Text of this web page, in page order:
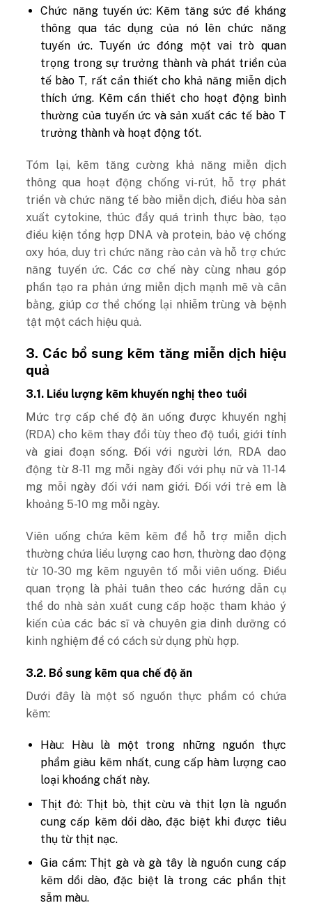
Chức năng tuyến ức: Kẽm tăng sức đề kháng
thông qua tác dụng của nó lên chức năng
tuyến ức. Tuyến ức đóng một vai trò quan
trọng trong sự trưởng thành và phát triển của
tế bào T, rất cần thiết cho khả năng miễn dịch
thích ứng. Kẽm cần thiết cho hoạt động bình
thường của tuyến ức và sản xuất các tế bào T
trưởng thành và hoạt động tốt.
Tóm lại, kẽm tăng cường khả năng miễn dịch
thông qua hoạt động chống vi-rút, hỗ trợ phát
triển và chức năng tế bào miễn dịch, điều hòa sản
xuất cytokine, thúc đẩy quá trình thực bào, tạo
điều kiện tổng hợp DNA và protein, bảo vệ chống
oxy hóa, duy trì chức năng rào cản và hỗ trợ chức
năng tuyến ức. Các cơ chế này cùng nhau góp
phần tạo ra phản ứng miễn dịch mạnh mẽ và cân
bằng, giúp cơ thể chống lại nhiễm trùng và bệnh
tật một cách hiệu quả.
3. Các bổ sung kẽm tăng miễn dịch hiệu
quả
3.1. Liều lượng kẽm khuyến nghị theo tuổi
Mức trợ cấp chế độ ăn uống được khuyến nghị
(RDA) cho kẽm thay đổi tùy theo độ tuổi, giới tính
và giai đoạn sống. Đối với người lớn, RDA dao
động từ 8-11 mg mỗi ngày đối với phụ nữ và 11-14
mg mỗi ngày đối với nam giới. Đối với trẻ em là
khoảng 5-10 mg mỗi ngày.
Viên uống chứa kẽm kẽm để hỗ trợ miễn dịch
thường chứa liều lượng cao hơn, thường dao động
từ 10-30 mg kẽm nguyên tố mỗi viên uống. Điều
quan trọng là phải tuân theo các hướng dẫn cụ
thể do nhà sản xuất cung cấp hoặc tham khảo ý
kiến ​​​​của các bác sĩ và chuyên gia dinh dưỡng có
kinh nghiệm để có cách sử dụng phù hợp.
3.2. Bổ sung kẽm qua chế độ ăn
Dưới đây là một số nguồn thực phẩm có chứa
kẽm:
Hàu: Hàu là một trong những nguồn thực
phẩm giàu kẽm nhất, cung cấp hàm lượng cao
loại khoáng chất này.
Thịt đỏ: Thịt bò, thịt cừu và thịt lợn là nguồn
cung cấp kẽm dồi dào, đặc biệt khi được tiêu
thụ từ thịt nạc.
Gia cầm: Thịt gà và gà tây là nguồn cung cấp
kẽm dồi dào, đặc biệt là trong các phần thịt
sẫm màu.